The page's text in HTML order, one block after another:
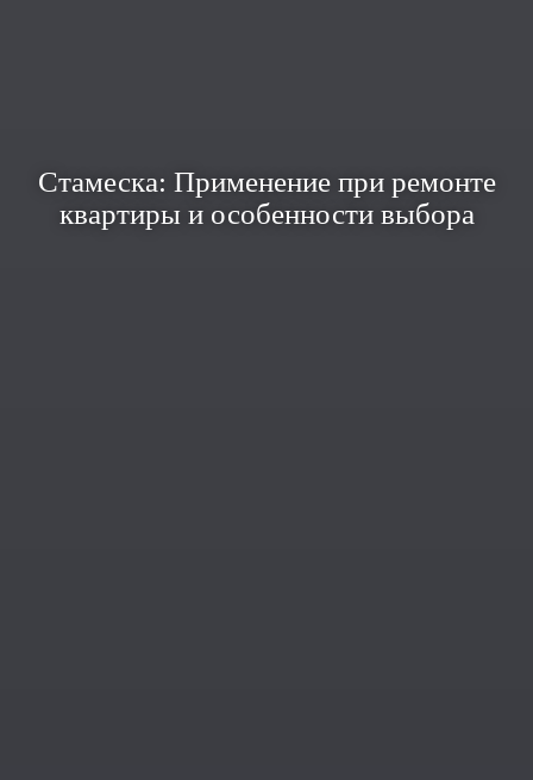
Стамеска: Применение при ремонте
квартиры и особенности выбора